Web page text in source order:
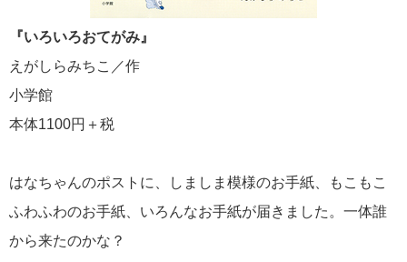
『いろいろおてがみ』
えがしらみちこ／作
小学館
本体1100円＋税
はなちゃんのポストに、しましま模様のお手紙、もこもこ
ふわふわのお手紙、いろんなお手紙が届きました。一体誰
から来たのかな？